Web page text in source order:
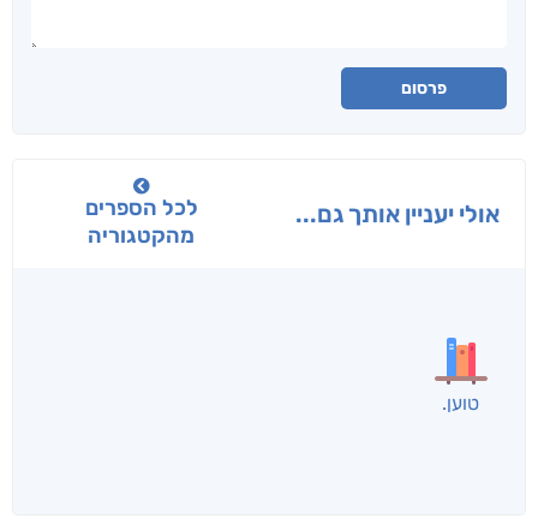
פרסום
אולי יעניין אותך גם...
לכל הספרים
מהקטגוריה